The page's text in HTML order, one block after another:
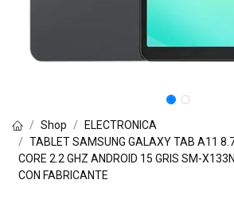
Shop
ELECTRONICA
TABLET SAMSUNG GALAXY TAB A11
CORE 2.2 GHZ ANDROID 15 GRIS SM-
CON FABRICANTE